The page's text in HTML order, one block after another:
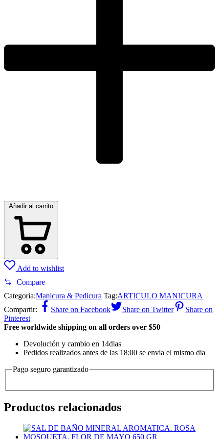
Añadir al carrito
Add to wishlist
Compare
Categoria:Manicura & Pedicura Tag:ARTICULO MANICURA
Compartir:
Share on Facebook Share on Twitter
Share on
Pinterest
Free worldwide shipping on all orders over $50
Devolución y cambio en 14dias
Pedidos realizados antes de las 18:00 se envia el mismo dia
Pago seguro garantizado
Productos relacionados